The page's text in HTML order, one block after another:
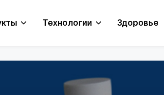
Технологии Здоровье